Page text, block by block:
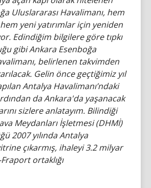
Uluslararası Havalimanı, hem
yeni yatırımlar için yeniden
Edindiğim bilgilere göre tıpkı
gibi Ankara Esenboğa
belirlenen takvimden
Gelin önce geçtiğimiz yıl
Antalya Havalimanı’ndaki
da Ankara'da yaşanacak
sizlere anlatayım. Bilindiği
Meydanları İşletmesi (DHMİ)
2007 yılında Antalya
çıkarmış, ihaleyi 3.2 milyar
ortaklığı